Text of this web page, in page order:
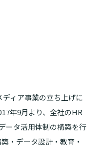
ィア事業の立ち上げに
年9月より、全社のHR
ータ活用体制の構築を行
・データ設計・教育・